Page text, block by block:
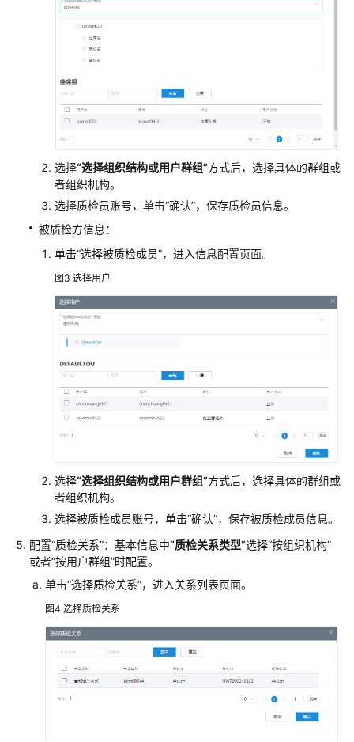
IVR
Journey
外
呼
风
监
控
管
理
工
单
配
置
检
管
理
管
理
述
典
型
景：
配
人
工
选择“选择组织结构或用户群组”方式后，选择具体的群组或
者组织机构。
选择质检员账号，单击“确认”，保存质检员信息。
被质检方信息：
单击“选择被质检成员”，进入信息配置页面。
图3 选择用户
选择“选择组织结构或用户群组”方式后，选择具体的群组或
者组织机构。
选择被质检成员账号，单击“确认”，保存被质检成员信息。
配置“质检关系”：基本信息中“质检关系类型”选择“按组织机构”
或者“按用户群组”时配置。
单击“选择质检关系”，进入关系列表页面。
图4 选择质检关系